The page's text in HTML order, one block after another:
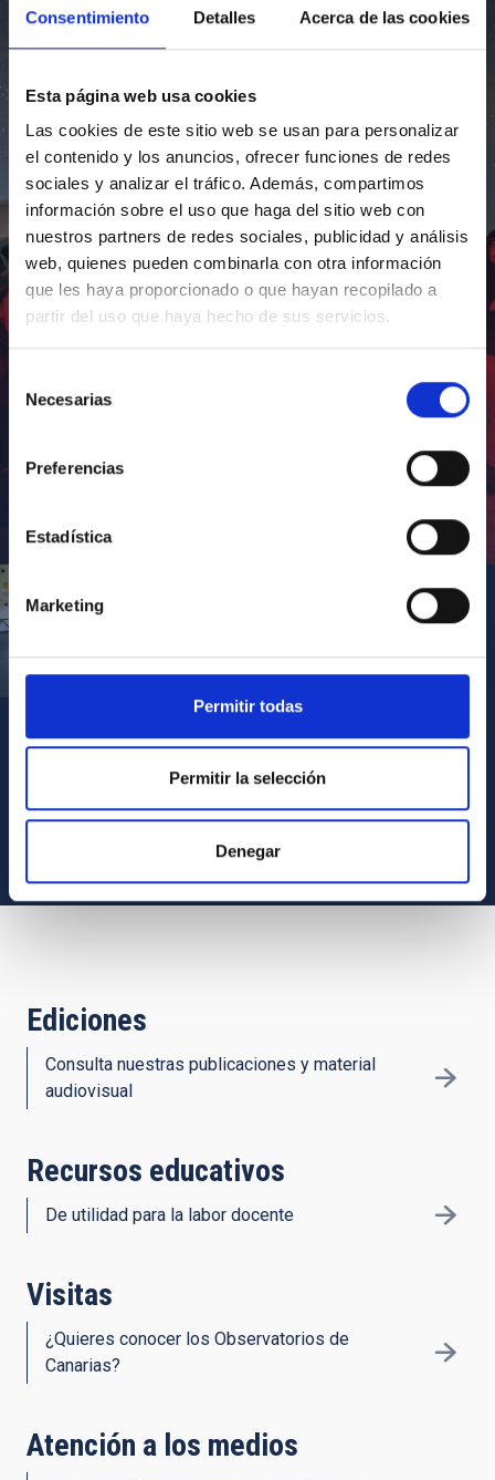
Consentimiento Detalles Acerca de las cookies
Esta página web usa cookies
Las cookies de este sitio web se usan para personalizar
el contenido y los anuncios, ofrecer funciones de redes
sociales y analizar el tráfico. Además, compartimos
información sobre el uso que haga del sitio web con
nuestros partners de redes sociales, publicidad y análisis
web, quienes pueden combinarla con otra información
que les haya proporcionado o que hayan recopilado a
partir del uso que haya hecho de sus servicios.
Necesarias
Preferencias
Estadística
Marketing
Permitir todas
Permitir la selección
Denegar
Inauguración de CosmoLab 2023-2027
Visita del Presidente de Canarias al IACTEC
Ediciones
Consulta nuestras publicaciones y material
audiovisual
Recursos educativos
De utilidad para la labor docente
Visitas
¿Quieres conocer los Observatorios de
Canarias?
Atención a los medios